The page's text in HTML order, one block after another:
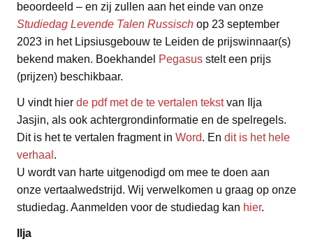
beoordeeld – en zij zullen aan het einde van onze
Studiedag Levende Talen Russisch op 23 september
2023 in het Lipsiusgebouw te Leiden de prijswinnaar(s)
bekend maken. Boekhandel Pegasus stelt een prijs
(prijzen) beschikbaar.
U vindt hier de pdf met de te vertalen tekstvan Ilja
Jasjin, als ook achtergrondinformatie en de spelregels.
Dit is het te vertalen fragment in Word. En dit is het hele
verhaal .
U wordt van harte uitgenodigd om mee te doen aan
onze vertaalwedstrijd. Wij verwelkomen u graag op onze
studiedag. Aanmelden voor de studiedag kan hier.
Ilja